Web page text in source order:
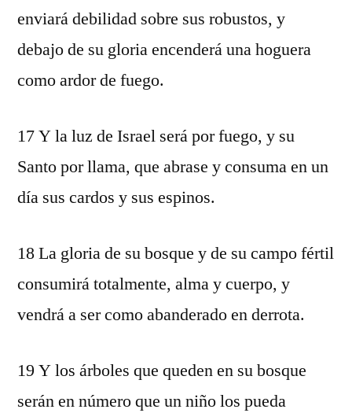
enviará debilidad sobre sus robustos, y
debajo de su gloria encenderá una hoguera
como ardor de fuego.
17 Y la luz de Israel será por fuego, y su
Santo por llama, que abrase y consuma en un
día sus cardos y sus espinos.
18 La gloria de su bosque y de su campo fértil
consumirá totalmente, alma y cuerpo, y
vendrá a ser como abanderado en derrota.
19 Y los árboles que queden en su bosque
serán en número que un niño los pueda